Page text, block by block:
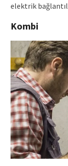
elektrik
Kombi